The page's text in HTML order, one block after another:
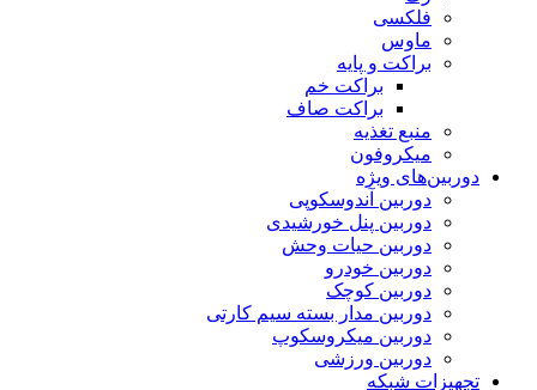
فلکسی
ماوس
براکت و پایه
براکت خم
براکت صاف
منبع تغذیه
میکروفون
دوربین‌های ویژه
دوربین آندوسکوپی
دوربین پنل خورشیدی
دوربین حیات وحش
دوربین خودرو
دوربین کوچک
دوربین مدار بسته سیم کارتی
دوربین میکروسکوپ
دوربین ورزشی
تجهیزات شبکه